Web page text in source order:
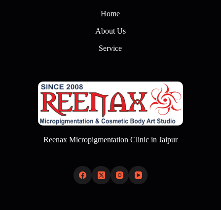
Home
About Us
Service
Reenax Micropigmentation Clinic in Jaipur